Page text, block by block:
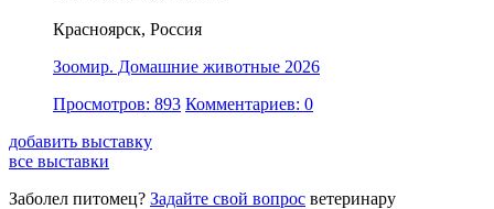
Красноярск, Россия
Зоомир. Домашние животные 2026
Просмотров: 893 Комментариев: 0
добавить выставку
все выставки
Заболел питомец? Задайте свой вопрос ветеринару